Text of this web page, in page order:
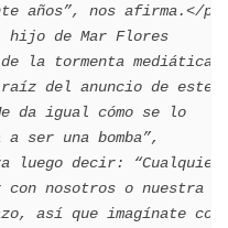
años”, nos afirma.</p>
hijo de Mar Flores
la tormenta mediática
del anuncio de este
da igual cómo se lo
ser una bomba”,
luego decir: “Cualquier
con nosotros o nuestra
así que imagínate con